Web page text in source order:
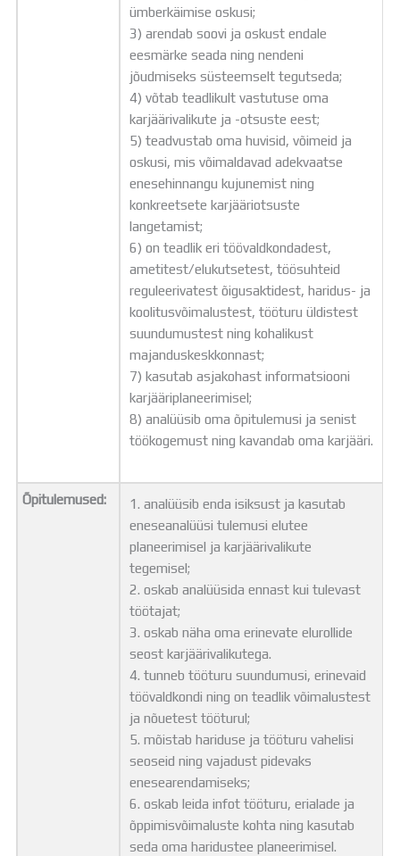
ümberkäimise oskusi;
3) arendab soovi ja oskust endale
eesmärke seada ning nendeni
jõudmiseks süsteemselt tegutseda;
4) võtab teadlikult vastutuse oma
karjäärivalikute ja -otsuste eest;
5) teadvustab oma huvisid, võimeid ja
oskusi, mis võimaldavad adekvaatse
enesehinnangu kujunemist ning
konkreetsete karjääriotsuste
langetamist;
6) on teadlik eri töövaldkondadest,
ametitest/elukutsetest, töösuhteid
reguleerivatest õigusaktidest, haridus- ja
koolitusvõimalustest, tööturu üldistest
suundumustest ning kohalikust
majanduskeskkonnast;
7) kasutab asjakohast informatsiooni
karjääriplaneerimisel;
8) analüüsib oma õpitulemusi ja senist
töökogemust ning kavandab oma karjääri.
Õpitulemused:
1. analüüsib enda isiksust ja kasutab
eneseanalüüsi tulemusi elutee
planeerimisel ja karjäärivalikute
tegemisel;
2. oskab analüüsida ennast kui tulevast
töötajat;
3. oskab näha oma erinevate elurollide
seost karjäärivalikutega.
4. tunneb tööturu suundumusi, erinevaid
töövaldkondi ning on teadlik võimalustest
ja nõuetest tööturul;
5. mõistab hariduse ja tööturu vahelisi
seoseid ning vajadust pidevaks
enesearendamiseks;
6. oskab leida infot tööturu, erialade ja
õppimisvõimaluste kohta ning kasutab
seda oma haridustee planeerimisel.